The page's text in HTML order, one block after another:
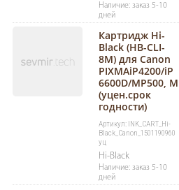
Наличие: заказ 5-10
дней
Картридж Hi-
Black (HB-CLI-
8M) для Canon
PIXMAiP4200/iP
6600D/MP500, M
(уцен.срок
годности)
Артикул: INK_CART_Hi-
Black_Canon_1501190960
уц
Hi-Black
Наличие: заказ 5-10
дней